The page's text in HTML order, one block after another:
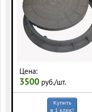
Цена:
3500 руб./шт.
Купить
в 1 клик!